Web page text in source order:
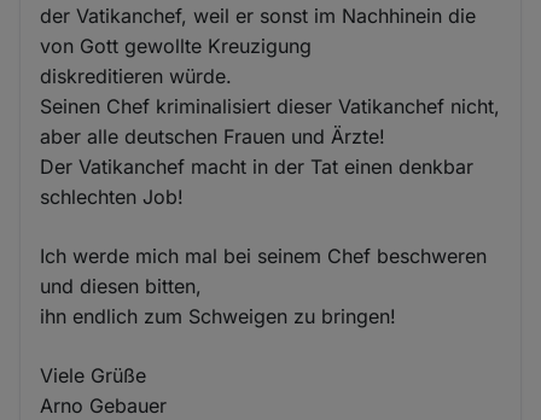
der Vatikanchef, weil er sonst im Nachhinein die
von Gott gewollte Kreuzigung
diskreditieren würde.
Seinen Chef kriminalisiert dieser Vatikanchef nicht,
aber alle deutschen Frauen und Ärzte!
Der Vatikanchef macht in der Tat einen denkbar
schlechten Job!
Ich werde mich mal bei seinem Chef beschweren
und diesen bitten,
ihn endlich zum Schweigen zu bringen!
Viele Grüße
Arno Gebauer